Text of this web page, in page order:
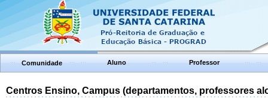
Comunidade Aluno Professor
Centros Ensino, Campus (departamentos, professores